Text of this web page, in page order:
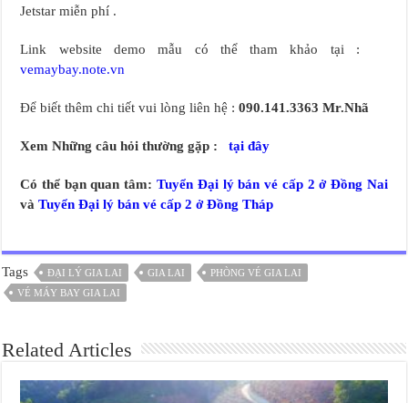
Jetstar miễn phí .
Link website demo mẫu có thể tham khảo tại :
vemaybay.note.vn
Để biết thêm chi tiết vui lòng liên hệ :090.141.3363 Mr.Nhã
Xem Những câu hỏi thường gặp : tại đây
Có thể bạn quan tâm: Tuyển Đại lý bán vé cấp 2 ở Đồng Nai
vàTuyển Đại lý bán vé cấp 2 ở Đồng Tháp
Tags ĐẠI LÝ GIA LAI GIA LAI
PHÒNG VÉ GIA LAI
VÉ MÁY BAY GIA LAI
Related Articles